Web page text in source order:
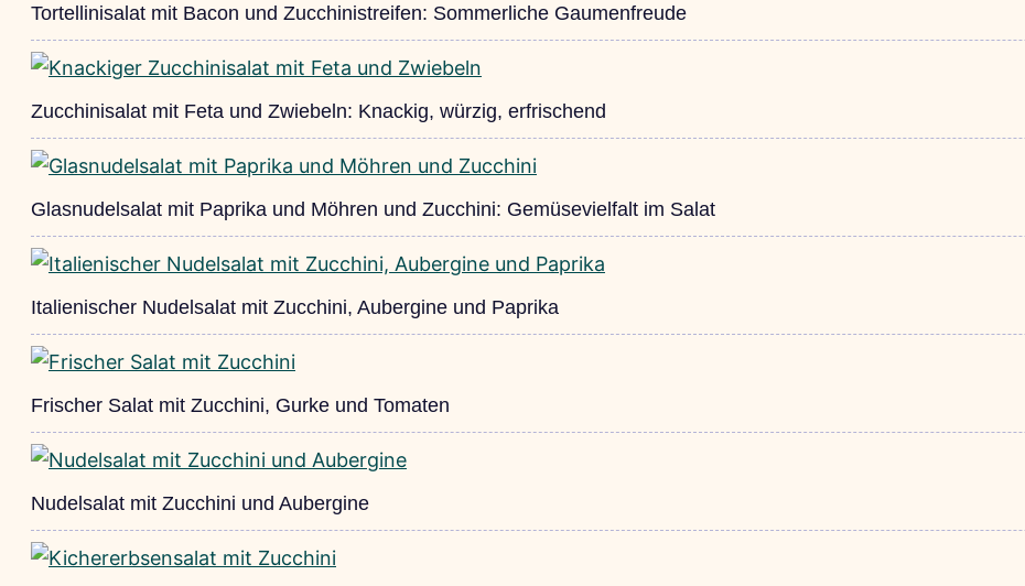
Tortellinisalat mit Bacon und Zucchinistreifen: Sommerliche Gaumenfreude
Zucchinisalat mit Feta und Zwiebeln: Knackig, würzig, erfrischend
Glasnudelsalat mit Paprika und Möhren und Zucchini: Gemüsevielfalt im Salat
Italienischer Nudelsalat mit Zucchini, Aubergine und Paprika
Frischer Salat mit Zucchini, Gurke und Tomaten
Nudelsalat mit Zucchini und Aubergine